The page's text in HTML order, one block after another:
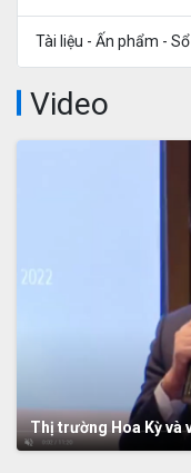
Tài liệu - Ấn phẩm -
Video
Thị trường Hoa Kỳ và